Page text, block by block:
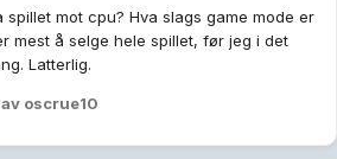
mot cpu? Hva slags game mode er
mest å selge hele spillet, før jeg i det
Latterlig.
av oscrue10